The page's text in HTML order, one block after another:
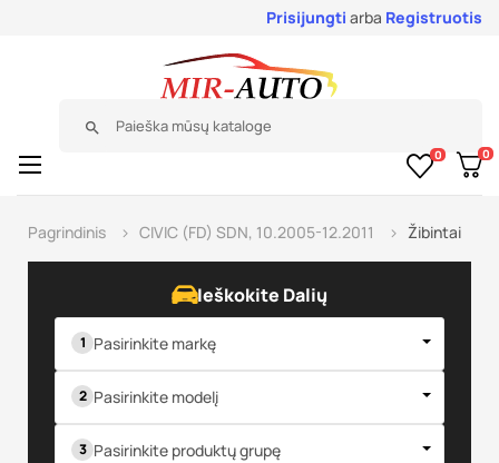
Prisijungti arba Registruotis
search
0 0
Toggle
navigation
☰
Pagrindinis CIVIC (FD) SDN, 10.2005-12.2011 Žibintai
Ieškokite Dalių
Pasirinkite markę
Pasirinkite modelį
Pasirinkite produktų grupę